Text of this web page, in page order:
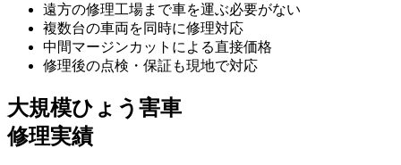
遠方の修理工場まで車を運ぶ必要がない
複数台の車両を同時に修理対応
中間マージンカットによる直接価格
修理後の点検・保証も現地で対応
大規模ひょう害車
修理実績